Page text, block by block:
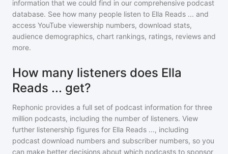
information that we could find in our comprehensive podcast
database. See how many people listen to Ella Reads ... and
access YouTube viewership numbers, download stats,
audience demographics, chart rankings, ratings, reviews and
more.
How many listeners does Ella
Reads ... get?
Rephonic provides a full set of podcast information for three
million podcasts, including the number of listeners. View
further listenership figures for Ella Reads ..., including
podcast download numbers and subscriber numbers, so you
can make better decisions about which podcasts to sponsor